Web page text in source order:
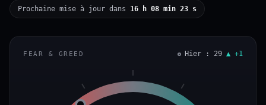
Prochaine mise à jour dans 16 h 08 min 22 s
FEAR & GREED Hier : 29 ▲ +1